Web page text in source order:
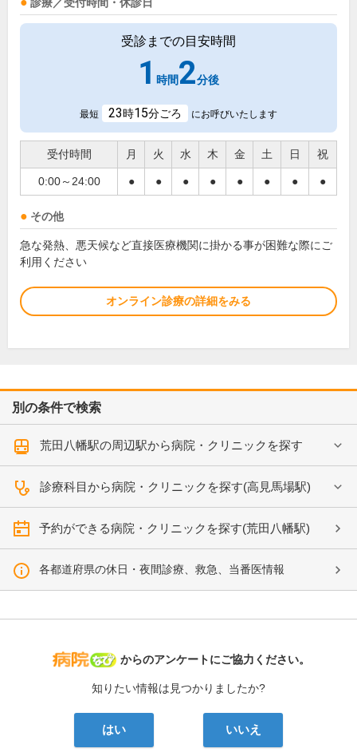
診療／受付時間・休診日
受診までの目安時間
1 時間2分後
最短 23時15分ごろ にお呼びいたします
受付時間 月 火 水 木 金 土 日 祝
0:00～24:00 ● ● ● ● ● ● ● ●
その他
急な発熱、悪天候など直接医療機関に掛かる事が困難な際にご
利用ください
オンライン診療の詳細をみる
別の条件で検索
荒田八幡駅の周辺駅から病院・クリニックを探す
診療科目から病院・クリニックを探す(高見馬場駅)
予約ができる病院・クリニックを探す(荒田八幡駅)
各都道府県の休日・夜間診療、救急、当番医情報
病院なび
からのアンケートにご協力ください。
知りたい情報は見つかりましたか?
はい いいえ